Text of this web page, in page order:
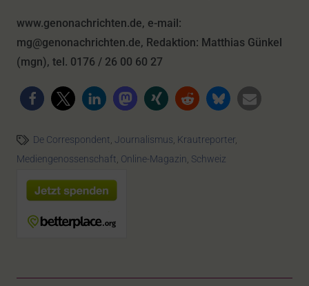
www.genonachrichten.de, e-mail:
mg@genonachrichten.de, Redaktion: Matthias Günkel
(mgn), tel. 0176 / 26 00 60 27
De Correspondent, Journalismus, Krautreporter,
Mediengenossenschaft, Online-Magazin, Schweiz